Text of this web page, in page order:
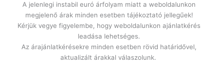
A jelenlegi instabil euró árfolyam miatt a weboldalunkon
megjelenő árak minden esetben tájékoztató jellegűek!
Kérjük vegye figyelembe, hogy weboldalunkon ajánlatkérés
leadása lehetséges.
Az árajánlatkérésekre minden esetben rövid határidővel,
aktualizált árakkal válaszolunk.